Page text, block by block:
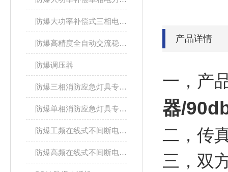
防爆大功率补偿式三相电力稳压器
防爆高精度全自动交流稳压电源
防爆调压器
防爆三相消防应急灯具专用应急电源箱
防爆单相消防应急灯具专用应急电源箱
防爆工频在线式不间断电源箱
防爆高频在线式不间断电源箱
产品详情
一，产
器/
二，传
三，双